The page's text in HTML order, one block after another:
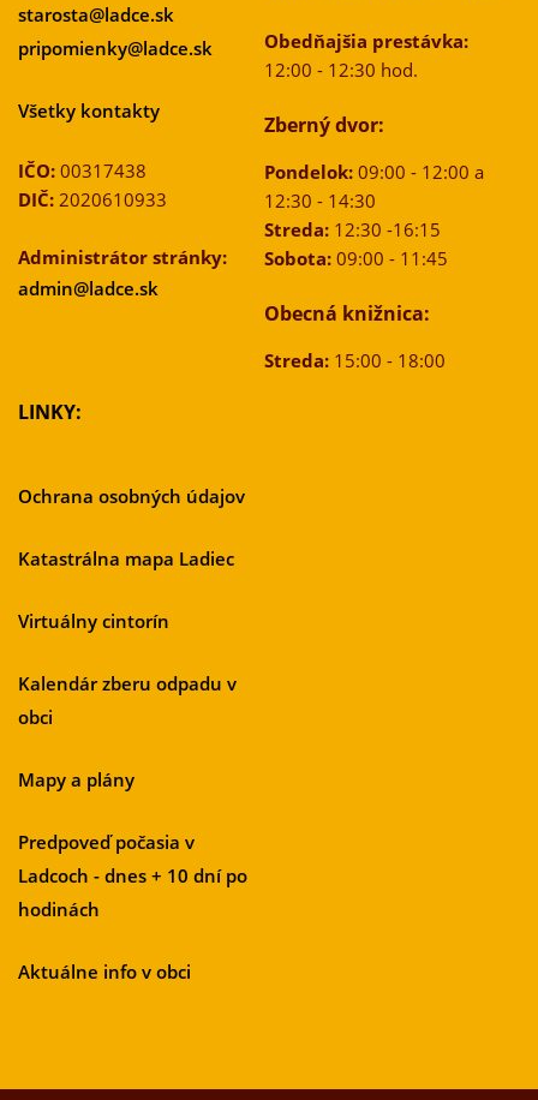
starosta@ladce.sk
pripomienky@ladce.sk
Všetky kontakty
IČO: 00317438
DIČ: 2020610933
Administrátor stránky:
admin@ladce.sk
Obedňajšia prestávka:
12:00 - 12:30 hod.
Zberný dvor:
Pondelok:09:00 - 12:00 a
12:30 - 14:30
Streda:12:30 -16:15
Sobota:09:00 - 11:45
Obecná knižnica:
Streda:15:00 - 18:00
LINKY:
Ochrana osobných údajov
Katastrálna mapa Ladiec
Virtuálny cintorín
Kalendár zberu odpadu v
obci
Mapy a plány
Predpoveď počasia v
Ladcoch - dnes + 10 dní po
hodinách
Aktuálne info v obci